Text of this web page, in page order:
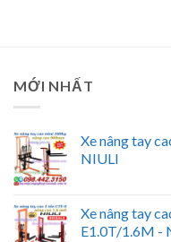
MỚI NHẤT
Xe nâng tay
NIULI
Xe nâng tay
E1.0T/1.6M -